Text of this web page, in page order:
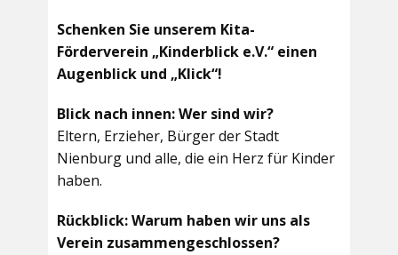
Schenken Sie unserem Kita-
Förderverein „Kinderblick e.V.“ einen
Augenblick und „Klick“!
Blick nach innen: Wer sind wir?
Eltern, Erzieher, Bürger der Stadt
Nienburg und alle, die ein Herz für Kinder
haben.
Rückblick: Warum haben wir uns als
Verein zusammengeschlossen?